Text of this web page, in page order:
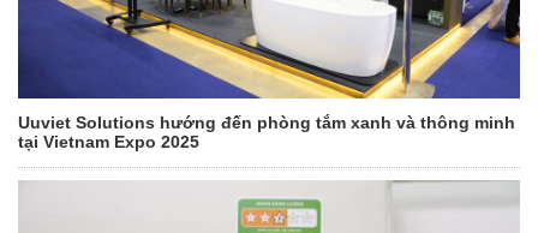
Uuviet Solutions hướng đến phòng tắm xanh và thông minh
tại Vietnam Expo 2025